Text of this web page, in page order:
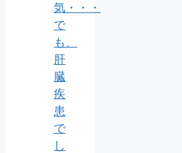
気・・・
で
も、
肝
臓
疾
患
で
し